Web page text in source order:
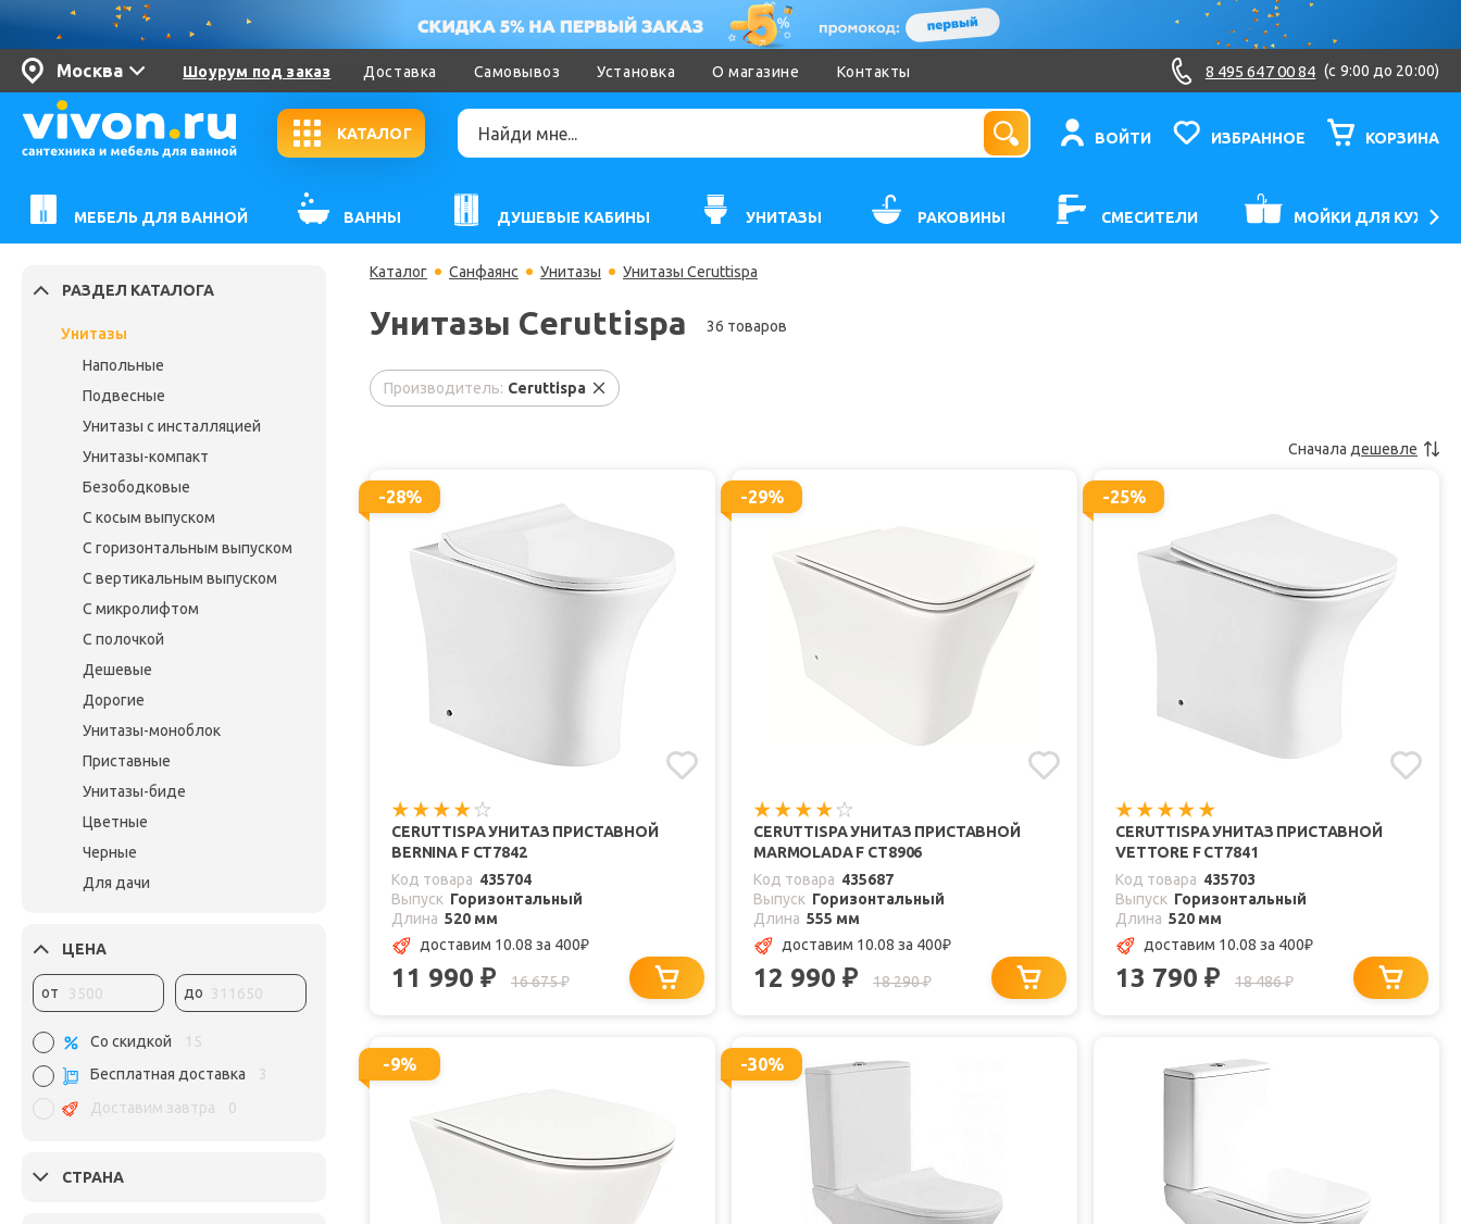
Москва Шоурум под заказ Доставка Самовывоз Установка О магазине Контакты 8 495 647 00 84 (c 9:00 до 20:00)
КАТАЛОГ ВОЙТИ ИЗБРАННОЕ КОРЗИНА
МЕБЕЛЬ ДЛЯ ВАННОЙ ВАННЫ ДУШЕВЫЕ КАБИНЫ УНИТАЗЫ РАКОВИНЫ СМЕСИТЕЛИ МОЙКИ ДЛЯ КУХНИ
РАЗДЕЛ КАТАЛОГА
Унитазы
Напольные
Подвесные
Унитазы с инсталляцией
Унитазы-компакт
Безободковые
С косым выпуском
С горизонтальным выпуском
С вертикальным выпуском
С микролифтом
С полочкой
Дешевые
Дорогие
Унитазы-моноблок
Приставные
Унитазы-биде
Цветные
Черные
Для дачи
ЦЕНА
от до
Со скидкой
15
Бесплатная доставка
3
Доставим завтра
0
СТРАНА
Каталог Санфаянс Унитазы Унитазы Ceruttispa
Унитазы Ceruttispa 36 товаров
Производитель: Ceruttispa
Сначала дешевле
-28%
CERUTTISPA УНИТАЗ ПРИСТАВНОЙ
BERNINA F CT7842
Код товара 435704
Выпуск Горизонтальный
Длина 520 мм
доставим 10.08 за 400₽
11 990 ₽ 16 675₽
-29%
CERUTTISPA УНИТАЗ ПРИСТАВНОЙ
MARMOLADA F CT8906
Код товара 435687
Выпуск Горизонтальный
Длина 555 мм
доставим 10.08 за 400₽
12 990 ₽ 18 290₽
-25%
CERUTTISPA УНИТАЗ ПРИСТАВНОЙ
VETTORE F CT7841
Код товара 435703
Выпуск Горизонтальный
Длина 520 мм
доставим 10.08 за 400₽
13 790 ₽ 18 486₽
-9% -30%